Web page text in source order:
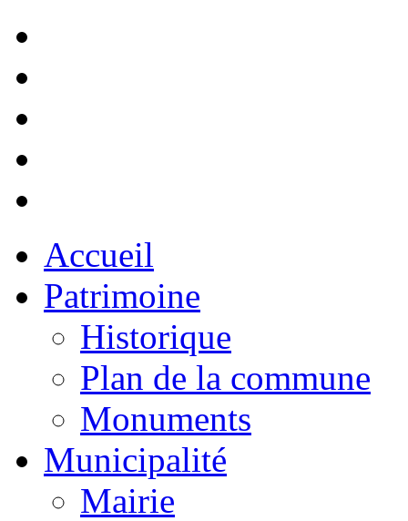
Accueil
Patrimoine
Historique
Plan de la commune
Monuments
Municipalité
Mairie